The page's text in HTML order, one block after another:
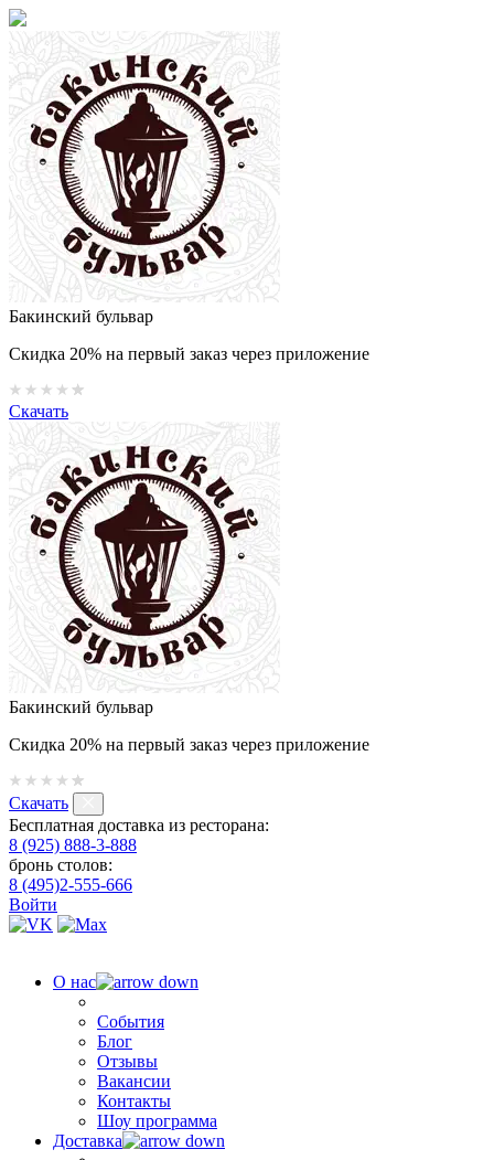
Бакинский бульвар
Скидка 20% на первый заказ через приложение
Скачать
Бакинский бульвар
Скидка 20% на первый заказ через приложение
Скачать
Бесплатная доставка из ресторана:
8 (925) 888-3-888
бронь столов:
8 (495)2-555-666
Войти
О нас
События
Блог
Отзывы
Вакансии
Контакты
Шоу программа
Доставка